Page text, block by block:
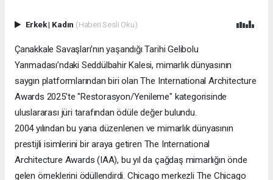
Erkek| Kadın (Haberi Sesli Oku)
Çanakkale Savaşları’nın yaşandığı Tarihi Gelibolu
Yarımadası’ndaki Seddülbahir Kalesi, mimarlık dünyasının
saygın platformlarından biri olan The International Architecture
Awards 2025’te "Restorasyon/Yenileme" kategorisinde
uluslararası jüri tarafından ödüle değer bulundu.
2004 yılından bu yana düzenlenen ve mimarlık dünyasının
prestijli isimlerini bir araya getiren The International
Architecture Awards (IAA), bu yıl da çağdaş mimarlığın önde
gelen örneklerini ödüllendirdi. Chicago merkezli The Chicago